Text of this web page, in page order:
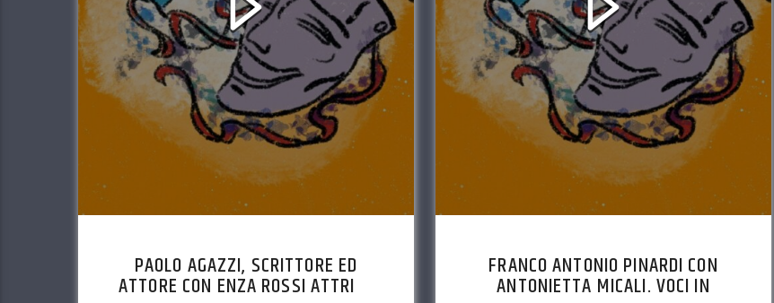
PAOLO AGAZZI, SCRITTORE ED
ATTORE CON ENZA ROSSI ATTRICE
FRANCO ANTONIO PINARDI CON
ANTONIETTA MICALI. VOCI IN